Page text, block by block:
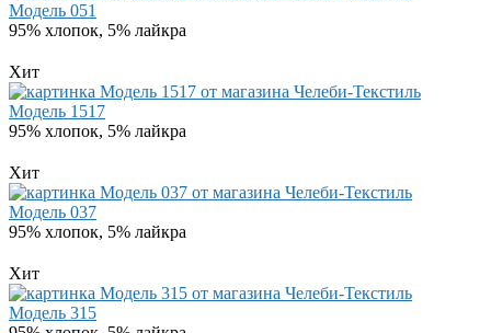
Модель 051
95% хлопок, 5% лайкра
Хит
Модель 1517
95% хлопок, 5% лайкра
Хит
Модель 037
95% хлопок, 5% лайкра
Хит
Модель 315